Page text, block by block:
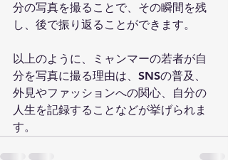
分の写真を撮ることで、その瞬間を残
し、後で振り返ることができます。
以上のように、ミャンマーの若者が自
分を写真に撮る理由は、SNSの普及、
外見やファッションへの関心、自分の
人生を記録することなどが挙げられま
す。